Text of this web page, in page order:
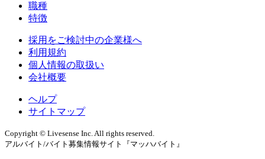
職種
特徴
採用をご検討中の企業様へ
利用規約
個人情報の取扱い
会社概要
ヘルプ
サイトマップ
Copyright © Livesense Inc. All rights reserved.
アルバイト/バイト募集情報サイト『マッハバイト』